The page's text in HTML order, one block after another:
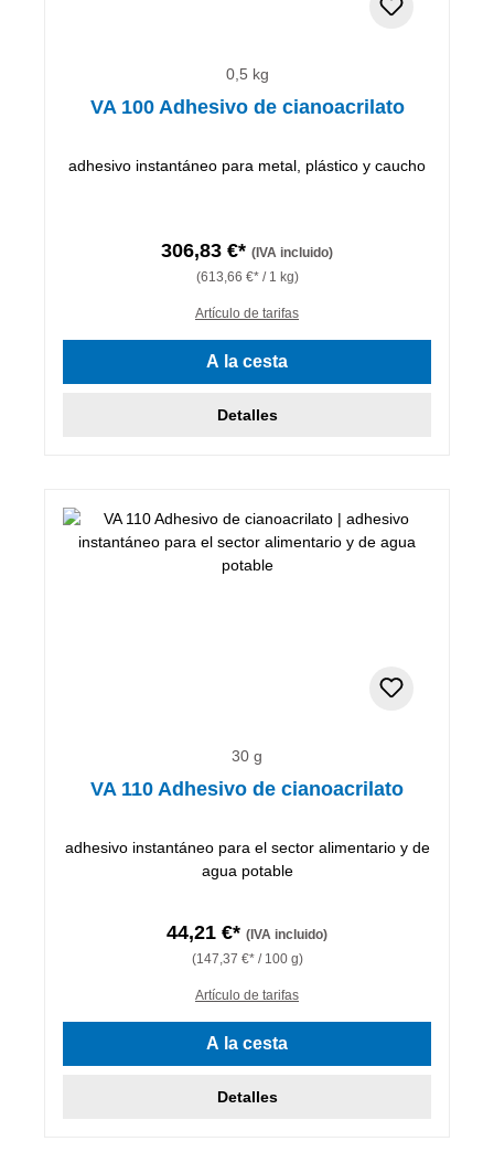
0,5 kg
VA 100 Adhesivo de cianoacrilato
adhesivo instantáneo para metal, plástico y caucho
306,83 €* (IVA incluido)
(613,66 €* / 1 kg)
Artículo de tarifas
A la cesta
Detalles
30 g
VA 110 Adhesivo de cianoacrilato
adhesivo instantáneo para el sector alimentario y de
agua potable
44,21 €* (IVA incluido)
(147,37 €* / 100 g)
Artículo de tarifas
A la cesta
Detalles